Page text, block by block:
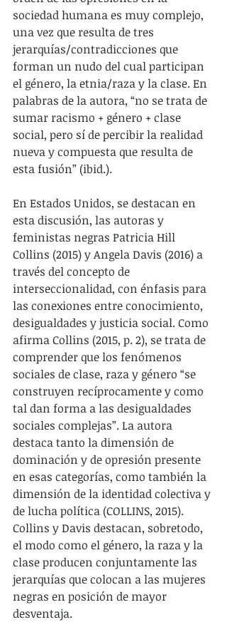
sociedad humana es muy complejo,
una vez que resulta de tres
jerarquías/contradicciones que
forman un nudo del cual participan
el género, la etnia/raza y la clase. En
palabras de la autora, “no se trata de
sumar racismo + género + clase
social, pero sí de percibir la realidad
nueva y compuesta que resulta de
esta fusión” (ibid.).
En Estados Unidos, se destacan en
esta discusión, las autoras y
feministas negras Patricia Hill
Collins (2015) y Angela Davis (2016) a
través del concepto de
interseccionalidad, con énfasis para
las conexiones entre conocimiento,
desigualdades y justicia social. Como
afirma Collins (2015, p. 2), se trata de
comprender que los fenómenos
sociales de clase, raza y género “se
construyen recíprocamente y como
tal dan forma a las desigualdades
sociales complejas”. La autora
destaca tanto la dimensión de
dominación y de opresión presente
en esas categorías, como también la
dimensión de la identidad colectiva y
de lucha política (COLLINS, 2015).
Collins y Davis destacan, sobretodo,
el modo como el género, la raza y la
clase producen conjuntamente las
jerarquías que colocan a las mujeres
negras en posición de mayor
desventaja.